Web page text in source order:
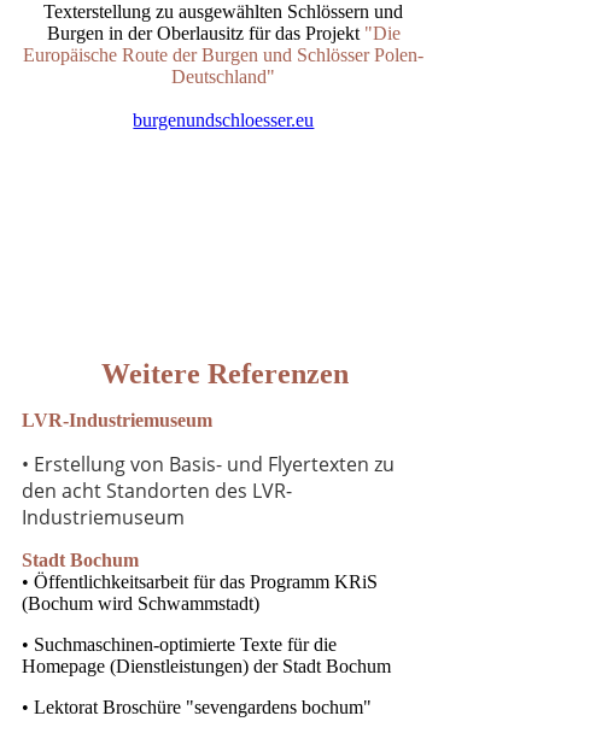
Texterstellung zu ausgewählten Schlössern und
Burgen in der Oberlausitz für das Projekt "Die
Europäische Route der Burgen und Schlösser Polen-
Deutschland"
burgenundschloesser.eu
Weitere Referenzen
LVR-Industriemuseum
• Erstellung von Basis- und Flyertexten zu
den acht Standorten des LVR-
Industriemuseum
Stadt Bochum
• Öffentlichkeitsarbeit für das Programm KRiS
(Bochum wird Schwammstadt)
• Suchmaschinen-optimierte Texte für die
Homepage (Dienstleistungen) der Stadt Bochum
• Lektorat Broschüre "sevengardens bochum"